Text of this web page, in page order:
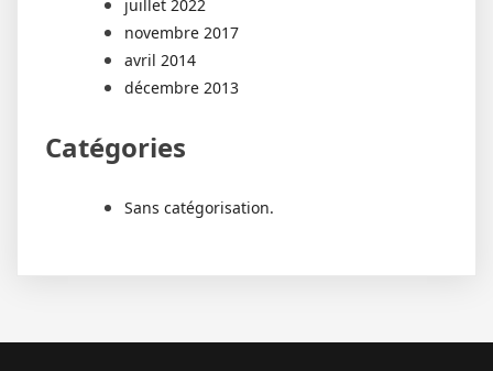
juillet 2022
novembre 2017
avril 2014
décembre 2013
Catégories
Sans catégorisation.